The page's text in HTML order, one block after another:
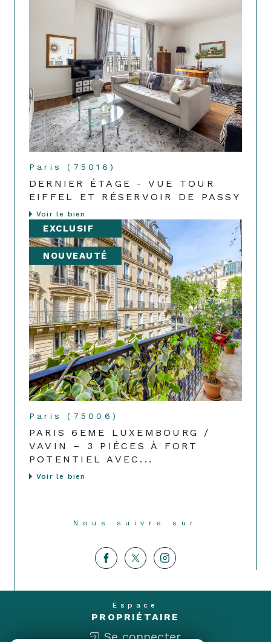
Paris (75016)
DERNIER ÉTAGE - VUE TOUR
EIFFEL ET RÉSERVOIR DE PASSY
Voir le bien
EXCLUSIF
NOUVEAUTÉ
Paris (75006)
PARIS 6EME LUXEMBOURG /
VAVIN – 3 PIÈCES À FORT
POTENTIEL AVEC...
Voir le bien
Nous suivre sur
Espace
PROPRIÉTAIRE
Se connecter